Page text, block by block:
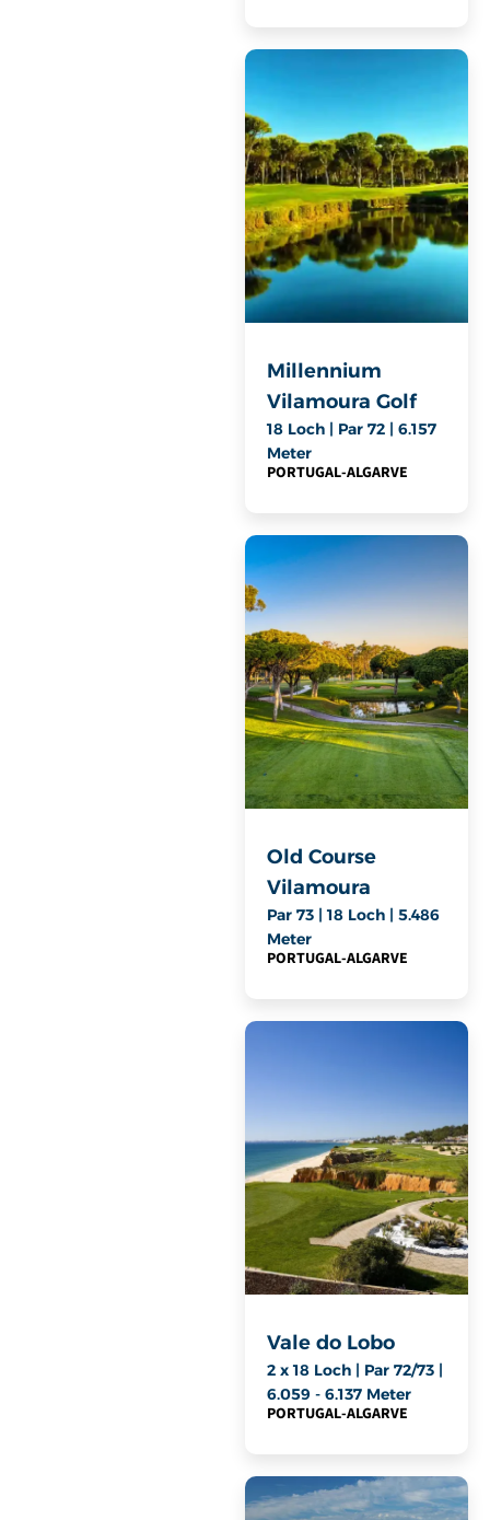
Millennium
Vilamoura Golf
18 Loch | Par 72 | 6.157
Meter
PORTUGAL-ALGARVE
Old Course
Vilamoura
Par 73 | 18 Loch | 5.486
Meter
PORTUGAL-ALGARVE
Vale do Lobo
2 x 18 Loch | Par 72/73 |
6.059 - 6.137 Meter
PORTUGAL-ALGARVE